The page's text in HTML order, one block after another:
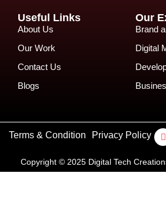
Useful Links
About Us
Our Work
Contact Us
Blogs
Our
Brand
Digital
Copyright © 2025 Digital Tech
Terms & Condition Privacy Policy